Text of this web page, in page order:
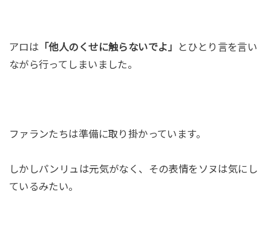
アロは 「他人のくせに触らないでよ」
とひとり言を言い
ながら行ってしまいました。
ファランたちは準備に取り掛かっています。
しかしパンリュは元気がなく、その表情をソヌは気にし
ているみたい。